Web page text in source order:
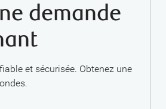
demande
et sécurisée. Obtenez une